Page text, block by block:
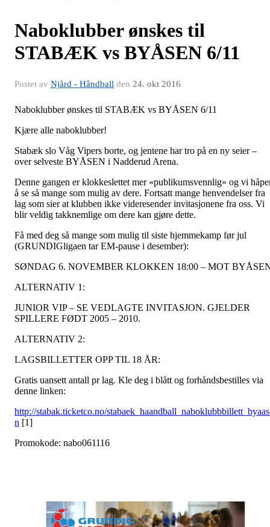
Naboklubber ønskes til
STABÆK vs BYÅSEN 6/11​​
Postet av Njård - Håndball den 24. okt 2016
Naboklubber ønskes til STABÆK vs BYÅSEN 6/11
Kjære alle naboklubber!
Stabæk slo Våg Vipers borte, og jentene har tro på en ny seier –
over selveste BYÅSEN i Nadderud Arena.
Denne gangen er klokkeslettet mer «publikumsvennlig» og vi
å se så mange som mulig av dere. Fortsatt mange henvendelser fra
lag som sier at klubben ikke videresender invitasjonene fra oss. Vi
blir veldig takknemlige om dere kan gjøre dette.
Få med deg så mange som mulig til siste hjemmekamp før jul
(GRUNDIGligaen tar EM-pause i desember):
SØNDAG 6. NOVEMBER KLOKKEN 18:00 – MOT
ALTERNATIV 1:
JUNIOR VIP – SE VEDLAGTE INVITASJON. GJELDER
SPILLERE FØDT 2005 – 2010.
ALTERNATIV 2:
LAGSBILLETTER OPP TIL 18 ÅR:
Gratis uansett antall pr lag. Kle deg i blått og forhåndsbestilles via
denne linken:
http://stabak.ticketco.no/
n [1]
Promokode: nabo061116